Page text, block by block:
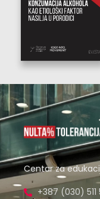
Centar za
+387 (030) 511